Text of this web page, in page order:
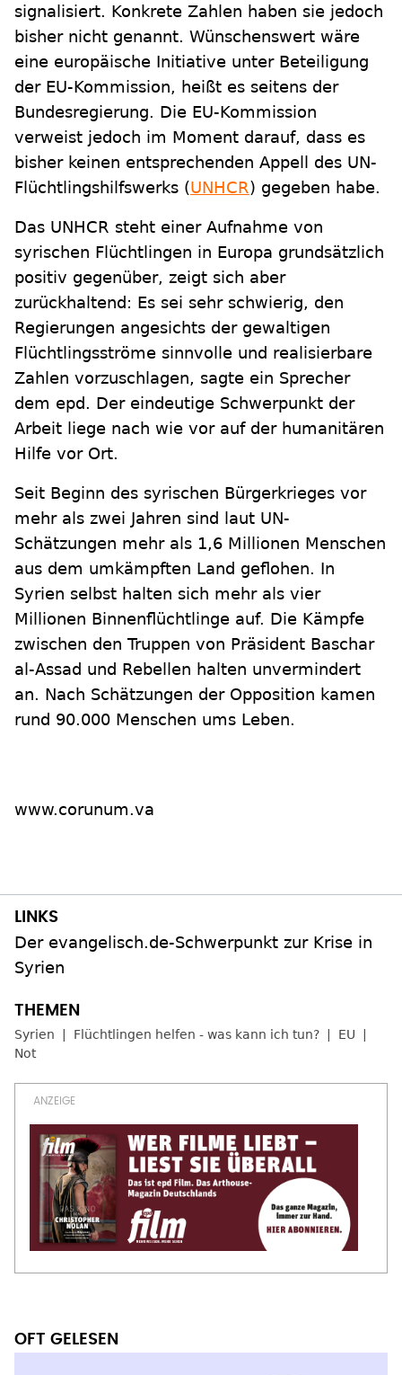
signalisiert. Konkrete Zahlen haben sie jedoch
bisher nicht genannt. Wünschenswert wäre
eine europäische Initiative unter Beteiligung
der EU-Kommission, heißt es seitens der
Bundesregierung. Die EU-Kommission
verweist jedoch im Moment darauf, dass es
bisher keinen entsprechenden Appell des UN-
Flüchtlingshilfswerks (UNHCR) gegeben habe.
Das UNHCR steht einer Aufnahme von
syrischen Flüchtlingen in Europa grundsätzlich
positiv gegenüber, zeigt sich aber
zurückhaltend: Es sei sehr schwierig, den
Regierungen angesichts der gewaltigen
Flüchtlingsströme sinnvolle und realisierbare
Zahlen vorzuschlagen, sagte ein Sprecher
dem epd. Der eindeutige Schwerpunkt der
Arbeit liege nach wie vor auf der humanitären
Hilfe vor Ort.
Seit Beginn des syrischen Bürgerkrieges vor
mehr als zwei Jahren sind laut UN-
Schätzungen mehr als 1,6 Millionen Menschen
aus dem umkämpften Land geflohen. In
Syrien selbst halten sich mehr als vier
Millionen Binnenflüchtlinge auf. Die Kämpfe
zwischen den Truppen von Präsident Baschar
al-Assad und Rebellen halten unvermindert
an. Nach Schätzungen der Opposition kamen
rund 90.000 Menschen ums Leben.
www.corunum.va
Der evangelisch.de-Schwerpunkt zur Krise in
Syrien
Syrien Flüchtlingen helfen - was kann ich tun?
EU
Not
OFT GELESEN